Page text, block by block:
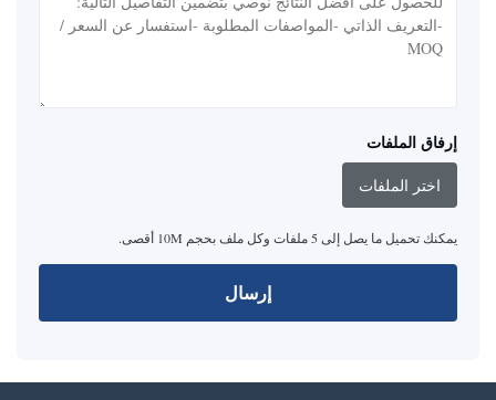
إرفاق الملفات
اختر الملفات
يمكنك تحميل ما يصل إلى 5 ملفات وكل ملف بحجم 10M أقصى.
إرسال